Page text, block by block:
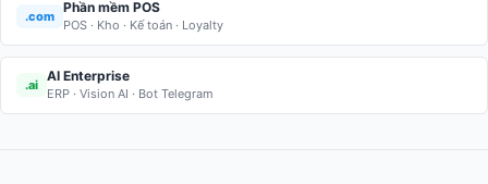
.com
Phần mềm POS
POS · Kho · Kế toán · Loyalty
.ai
AI Enterprise
ERP · Vision AI · Bot Telegram